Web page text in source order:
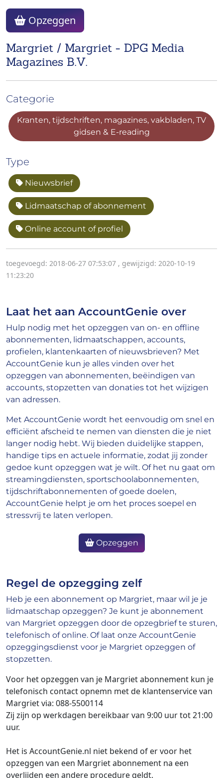
Margriet / Margriet - DPG Media
Magazines B.V.
Opzeggen
Categorie
Kranten, tijdschriften, magazines, vakbladen, TV
gidsen & E-reading
Type
Nieuwsbrief
Lidmaatschap of abonnement
Online account of profiel
toegevoegd: 2018-06-27 07:53:07 , gewijzigd: 2020-10-19
11:23:20
Laat het aan AccountGenie over
Hulp nodig met het opzeggen van on- en offline
abonnementen, lidmaatschappen, accounts,
profielen, klantenkaarten of nieuwsbrieven? Met
AccountGenie kun je alles vinden over het
opzeggen van abonnementen, beëindigen van
accounts, stopzetten van donaties tot het wijzigen
van adressen.
Met AccountGenie wordt het eenvoudig om snel en
efficiënt afscheid te nemen van diensten die je niet
langer nodig hebt. Wij bieden duidelijke stappen,
handige tips en actuele informatie, zodat jij zonder
gedoe kunt opzeggen wat je wilt. Of het nu gaat om
streamingdiensten, sportschoolabonnementen,
tijdschriftabonnementen of goede doelen,
AccountGenie helpt je om het proces soepel en
stressvrij te laten verlopen.
Opzeggen
Regel de opzegging zelf
Heb je een abonnement op Margriet, maar wil je je
lidmaatschap opzeggen? Je kunt je abonnement
van Margriet opzeggen door de opzegbrief te sturen,
telefonisch of online. Of laat onze AccountGenie
opzeggingsdienst voor je Margriet opzeggen of
stopzetten.
Voor het opzeggen van je Margriet abonnement kun je
telefonisch contact opnemn met de klantenservice van
Margriet via: 088-5500114
Zij zijn op werkdagen bereikbaar van 9:00 uur tot 21:00
uur.
Het is AccountGenie.nl niet bekend of er voor het
opzeggen van een Margriet abonnement na een
overlijden een andere procedure geldt.